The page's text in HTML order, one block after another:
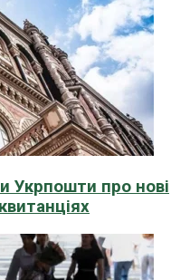
Укрпошти про нові